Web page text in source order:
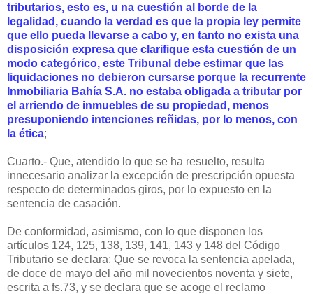
tributarios, esto es, u na cuestión al borde de la
legalidad, cuando la verdad es que la propia ley permite
que ello pueda llevarse a cabo y, en tanto no exista una
disposición expresa que clarifique esta cuestión de un
modo categórico, este Tribunal debe estimar que las
liquidaciones no debieron cursarse porque la recurrente
Inmobiliaria Bahía S.A. no estaba obligada a tributar por
el arriendo de inmuebles de su propiedad, menos
presuponiendo intenciones reñidas, por lo menos, con
la ética;
Cuarto.- Que, atendido lo que se ha resuelto, resulta
innecesario analizar la excepción de prescripción opuesta
respecto de determinados giros, por lo expuesto en la
sentencia de casación.
De conformidad, asimismo, con lo que disponen los
artículos 124, 125, 138, 139, 141, 143 y 148 del Código
Tributario se declara: Que se revoca la sentencia apelada,
de doce de mayo del año mil novecientos noventa y siete,
escrita a fs.73, y se declara que se acoge el reclamo